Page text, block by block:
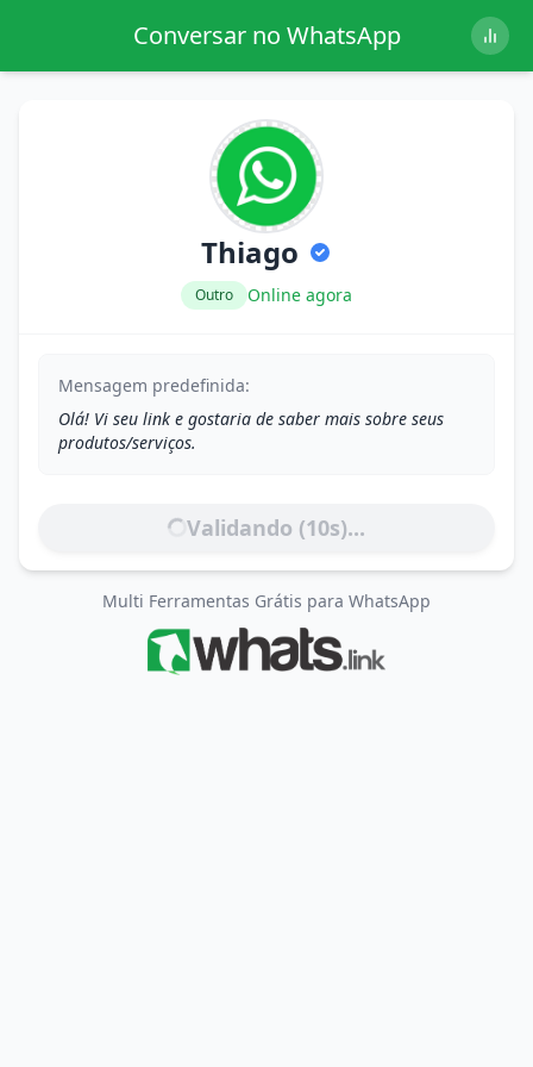
Conversar no WhatsApp
Thiago
Outro Online agora
Mensagem predefinida:
Olá! Vi seu link e gostaria de saber mais sobre seus
produtos/serviços.
Validando (10s)...
Multi Ferramentas Grátis para WhatsApp